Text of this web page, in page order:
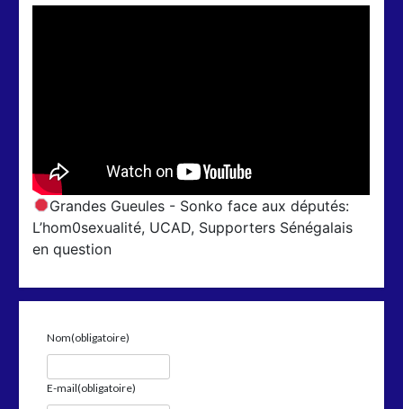
Grandes Gueules - Sonko face aux députés:
L’hom0sexualité, UCAD, Supporters Sénégalais
en question
Nom(obligatoire)
E-mail(obligatoire)